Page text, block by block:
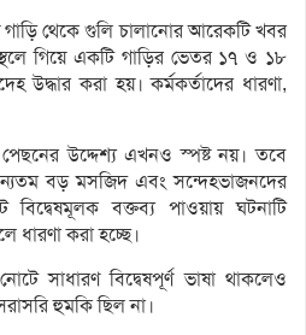
গাড়ি থেকে গুলি চালানোর আরেকটি খবর
গিয়ে একটি গাড়ির ভেতর ১৭ ও ১৮
উদ্ধার করা হয়। কর্মকর্তাদের ধারণা,
পেছনের উদ্দেশ্য এখনও স্পষ্ট নয়। তবে
বড় মসজিদ এবং সন্দেহভাজনদের
বক্তব্য পাওয়ায় ঘটনাটি
ধারণা করা হচ্ছে।
সাধারণ বিদ্বেষপূর্ণ ভাষা থাকলেও
সরাসরি হুমকি ছিল না।